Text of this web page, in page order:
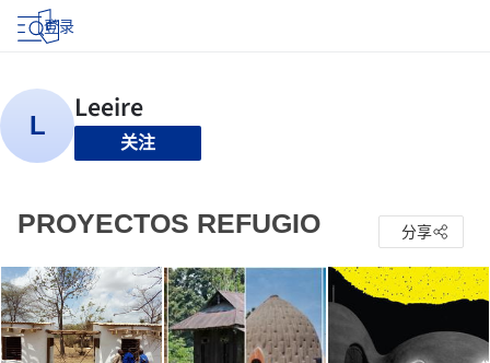
登录
关注
PROYECTOS REFUGIO 分享